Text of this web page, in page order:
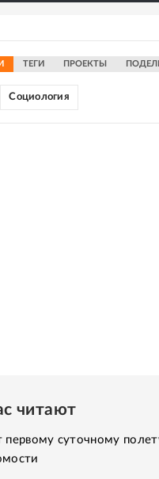
ТЕГИ ПРОЕКТЫ
Социология
читают
первому суточному